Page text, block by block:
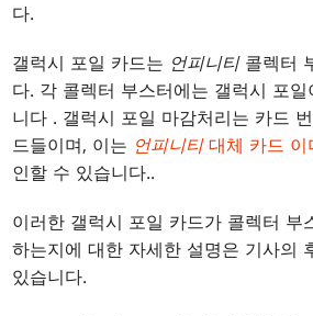
다.
갤럭시 포일 카드는 언피니티콜렉터
다. 각 콜렉터 부스터에는 갤럭시 포
니다 . 갤럭시 포일 마감처리는 카드
드들이며, 이는 언피니티대체 카드 이
인할 수 있습니다..
이러한 갤럭시 포일 카드가 콜렉터 부
하는지에 대한 자세한 설명은 기사의
있습니다.